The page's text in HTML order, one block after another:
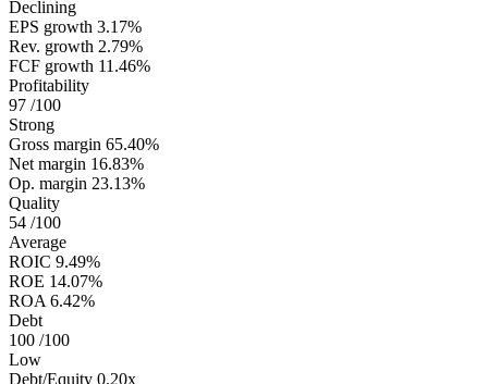
Declining
EPS growth 3.17%
Rev. growth 2.79%
FCF growth 11.46%
Profitability
97 /100
Strong
Gross margin 65.40%
Net margin 16.83%
Op. margin 23.13%
Quality
54 /100
Average
ROIC 9.49%
ROE 14.07%
ROA 6.42%
Debt
100 /100
Low
Debt/Equity 0.20x